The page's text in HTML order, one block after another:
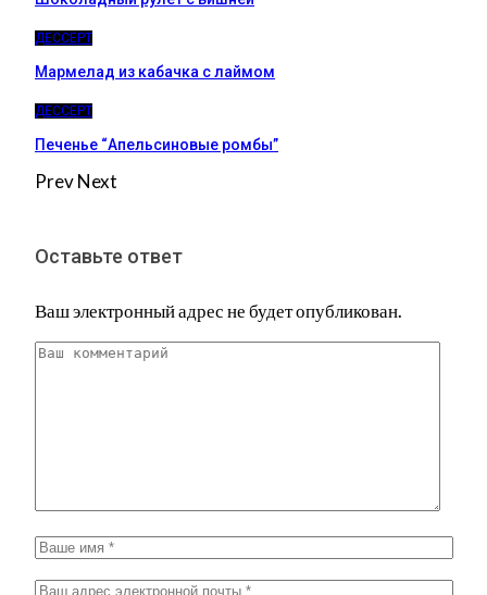
ДЕССЕРТ
Мармелад из кабачка с лаймом
ДЕССЕРТ
Печенье “Апельсиновые ромбы”
PrevNext
Оставьте ответ
Ваш электронный адрес не будет опубликован.